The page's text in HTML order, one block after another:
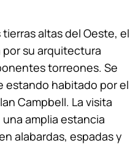
tierras altas del Oeste, el
su arquitectura
torreones. Se
estando habitado por el
Campbell. La visita
amplia estancia
alabardas, espadas y